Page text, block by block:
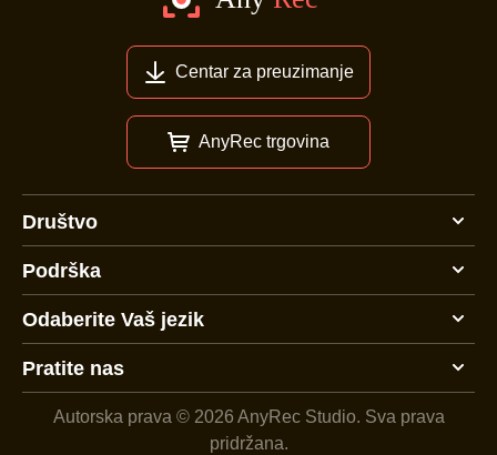
Centar za preuzimanje
AnyRec trgovina
Društvo
Podrška
Odaberite Vaš jezik
Pratite nas
Autorska prava © 2026 AnyRec Studio. Sva prava
pridržana.